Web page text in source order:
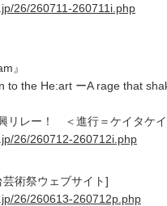
26/260711-260711i.php
』
to the He:art ーA rage that
リレー！ ＜進行＝ケイタケイ
26/260712-260712i.php
術祭ウェブサイト]
26/260613-260712p.php